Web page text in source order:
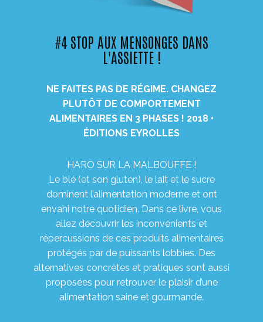
#4 STOP AUX MENSONGES DANS
L'ASSIETTE !
NE FAITES PAS DE RÉGIME. CHANGEZ
PLUTÔT DE COMPORTEMENT
ALIMENTAIRES EN 3 PHASES ! 2018 •
ÉDITIONS EYROLLES
HARO SUR LA MALBOUFFE !
Le blé (et son gluten), le lait et le sucre
dominent l’alimentation moderne et ont
envahi notre quotidien. Dans ce livre, vous
allez découvrir les inconvénients et
répercussions de ces produits alimentaires
protégés par de puissants lobbies. Des
alternatives concrètes et pratiques sont aussi
proposées pour retrouver le plaisir d’une
alimentation saine et gourmande.